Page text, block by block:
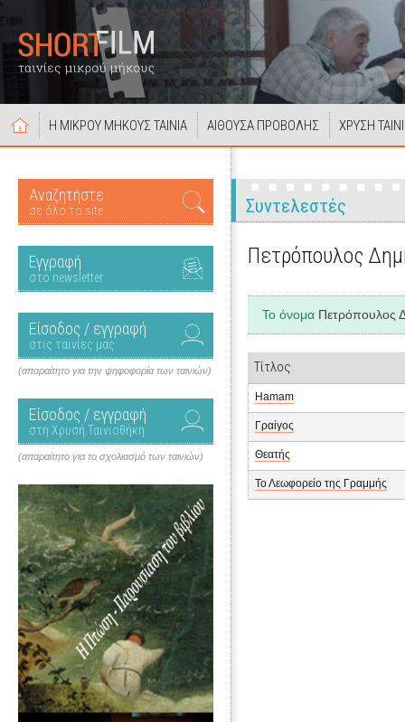
Η ΜΙΚΡΟΥ ΜΗΚΟΥΣ ΤΑΙΝΙΑ ΑΙΘΟΥΣΑ ΠΡΟΒΟΛΗΣ ΧΡΥΣΗ
Αναζητήστε
σε όλο το site
Εγγραφή
στο newsletter
Είσοδος / εγγραφή
στις ταινίες μας
(απαραίτητο για την ψηφοφορία των ταινιών)
Είσοδος / εγγραφή
στη Χρυσή Ταινιοθήκη
(απαραίτητο για το σχολιασμό των ταινιών)
Συντελεστές
Πετρόπουλος
Το όνομα Πετρόπουλος
Τίτλος
Hamam
Γραίγος
Θεατής
Το Λεωφορείο της Γραμμής